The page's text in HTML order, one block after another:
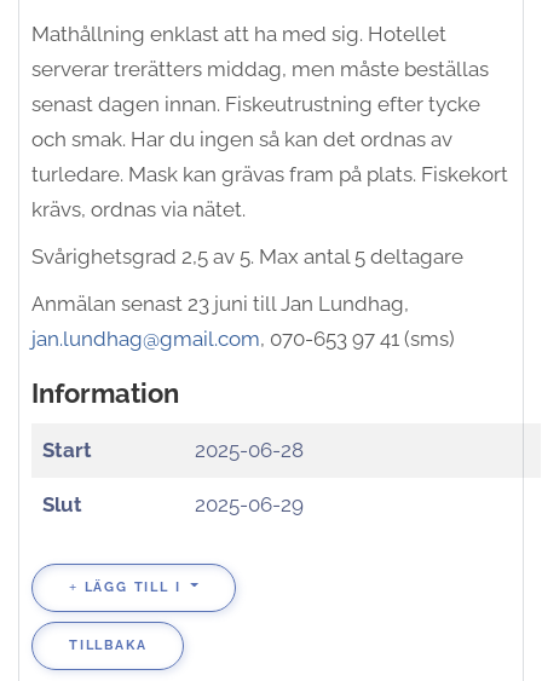
Mathållning enklast att ha med sig. Hotellet
serverar trerätters middag, men måste beställas
senast dagen innan. Fiskeutrustning efter tycke
och smak. Har du ingen så kan det ordnas av
turledare. Mask kan grävas fram på plats. Fiskekort
krävs, ordnas via nätet.
Svårighetsgrad 2,5 av 5. Max antal 5 deltagare
Anmälan senast 23 juni till Jan Lundhag,
jan.lundhag@gmail.com, 070-653 97 41 (sms)
Information
Start 2025-06-28
Slut 2025-06-29
LÄGG TILL I
TILLBAKA